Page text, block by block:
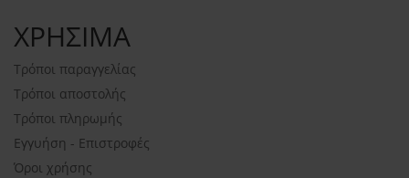
ΧΡΗΣΙΜΑ
Τρόποι παραγγελίας
Τρόποι αποστολής
Τρόποι πληρωμής
Εγγυήση - Επιστροφές
Όροι χρήσης